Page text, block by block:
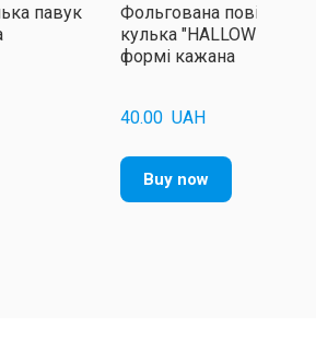
павук
Фольгована повітряна
кулька "HALLOWEEN" у
формі кажана
40.00  UAH
Buy now